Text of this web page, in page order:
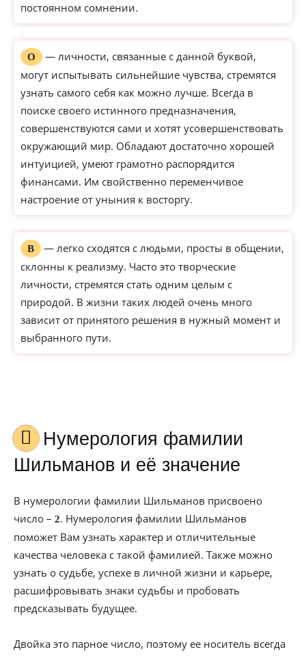
постоянном сомнении.
О
— личности, связанные с данной буквой,
могут испытывать сильнейшие чувства, стремятся
узнать самого себя как можно лучше. Всегда в
поиске своего истинного предназначения,
совершенствуются сами и хотят усовершенствовать
окружающий мир. Обладают достаточно хорошей
интуицией, умеют грамотно распорядится
финансами. Им свойственно переменчивое
настроение от уныния к восторгу.
В
— легко сходятся с людьми, просты в общении,
склонны к реализму. Часто это творческие
личности, стремятся стать одним целым с
природой. В жизни таких людей очень много
зависит от принятого решения в нужный момент и
выбранного пути.
Нумерология фамилии
Шильманов и её значение
В нумерологии фамилии Шильманов присвоено
число – 2. Нумерология фамилии Шильманов
поможет Вам узнать характер и отличительные
качества человека с такой фамилией. Также можно
узнать о судьбе, успехе в личной жизни и карьере,
расшифровывать знаки судьбы и пробовать
предсказывать будущее.
Двойка это парное число, поэтому ее носитель всегда